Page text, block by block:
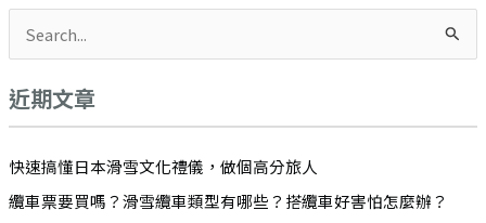
關
鍵
字
:
近期文章
快速搞懂日本滑雪文化禮儀，做個高分旅人
纜車票要買嗎？滑雪纜車類型有哪些？搭纜車好害怕怎麼辦？